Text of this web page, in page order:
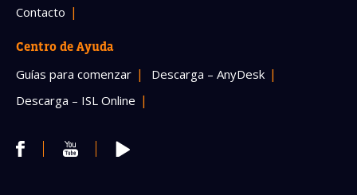
Contacto
Centro de Ayuda
Guías para comenzar
Descarga – AnyDesk
Descarga – ISL Online